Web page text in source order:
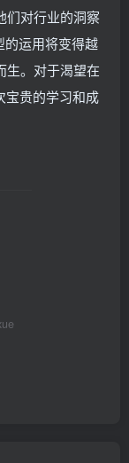
们对行业的洞察
的运用将变得越
生。对于渴望在
宝贵的学习和成